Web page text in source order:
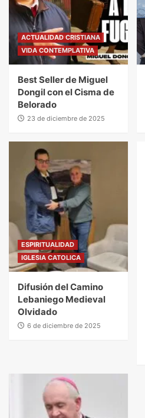
ACTUALIDAD CRISTIANA
VIDA CONTEMPLATIVA
Best Seller de Miguel
Dongil con el Cisma de
Belorado
23 de diciembre de 2025
ESPIRITUALIDAD
IGLESIA CATOLICA
Difusión del Camino
Lebaniego Medieval
Olvidado
6 de diciembre de 2025